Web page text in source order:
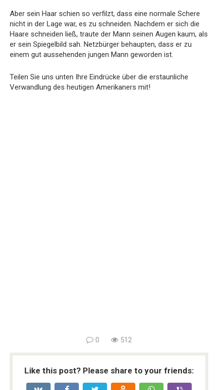
Aber sein Haar schien so verfilzt, dass eine normale Schere
nicht in der Lage war, es zu schneiden. Nachdem er sich die
Haare schneiden ließ, traute der Mann seinen Augen kaum, als
er sein Spiegelbild sah. Netzbürger behaupten, dass er zu
einem gut aussehenden jungen Mann geworden ist.
Teilen Sie uns unten Ihre Eindrücke über die erstaunliche
Verwandlung des heutigen Amerikaners mit!
0 512
Like this post? Please share to your friends: